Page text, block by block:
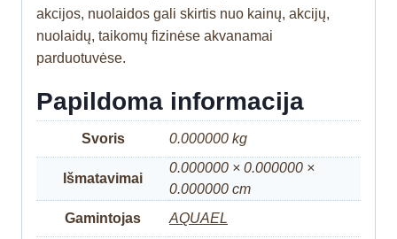
akcijos, nuolaidos gali skirtis nuo kainų, akcijų,
nuolaidų, taikomų fizinėse akvanamai
parduotuvėse.
Papildoma informacija
Svoris 0.000000 kg
Išmatavimai
0.000000 × 0.000000 ×
0.000000 cm
Gamintojas
AQUAEL